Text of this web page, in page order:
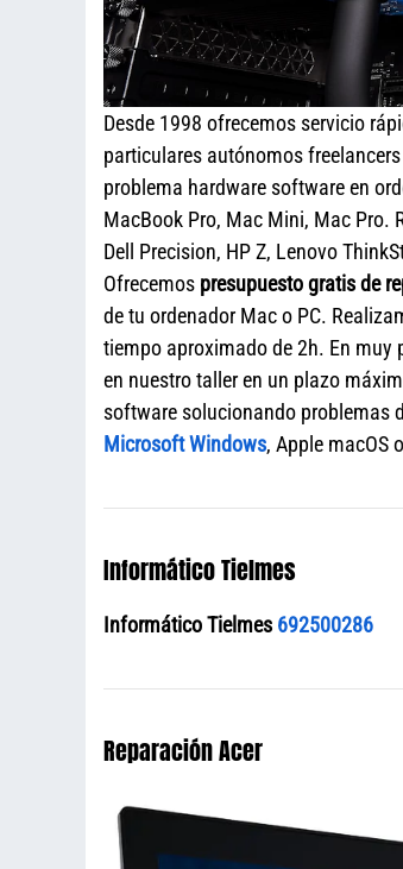
Desde 1998 ofrecemos servicio
particulares autónomos
problema hardware software en
MacBook Pro, Mac Mini, Mac Pro.
Dell Precision, HP Z, Lenovo
Ofrecemos presupuesto gratis de
de tu ordenador Mac o PC.
tiempo aproximado de 2h. En muy
en nuestro taller en un plazo
software solucionando problemas
Microsoft Windows, Apple macOS
Informático Tielmes
Informático Tielmes 692500286
Reparación Acer